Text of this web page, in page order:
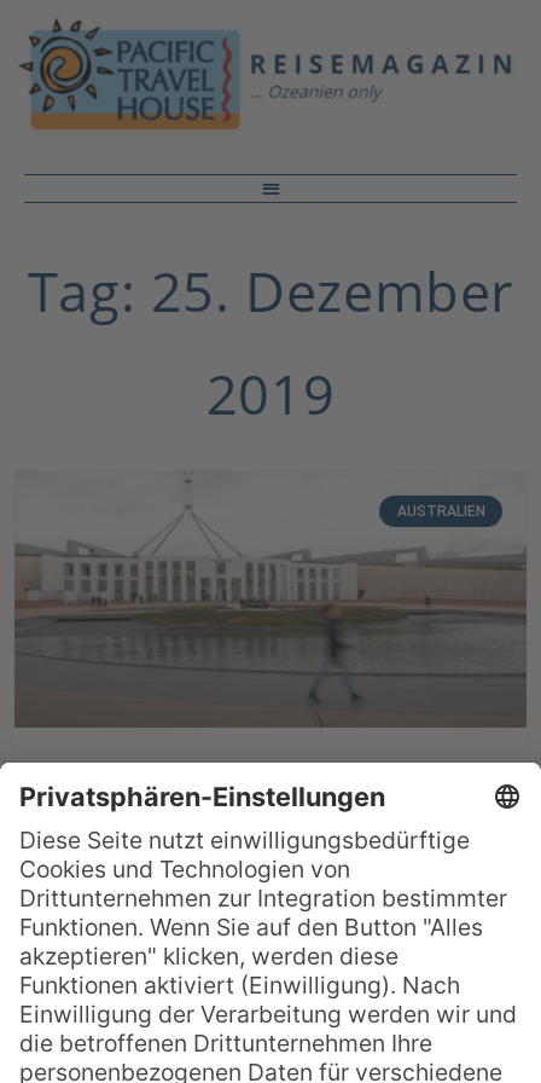
Tag: 25. Dezember
2019
AUSTRALIEN
Australien & seine Regionen
Australien ist so facettenreich und
vielseitig wie kaum ein anderes Land. Der
kleinste Kontinent der Welt bietet auf
seinen sechs Bundesstaaten und zwei
Territorien die unterschiedlichsten
Klimazonen und Landschaften. Dichte,
tropische Regenwälder, staubtrockene